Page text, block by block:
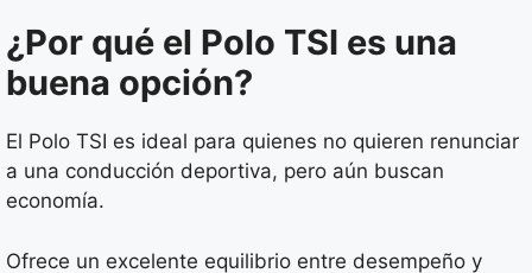
¿Por qué el Polo TSI es una
buena opción?
El Polo TSI es ideal para quienes no quieren renunciar
a una conducción deportiva, pero aún buscan
economía.
Ofrece un excelente equilibrio entre desempeño y